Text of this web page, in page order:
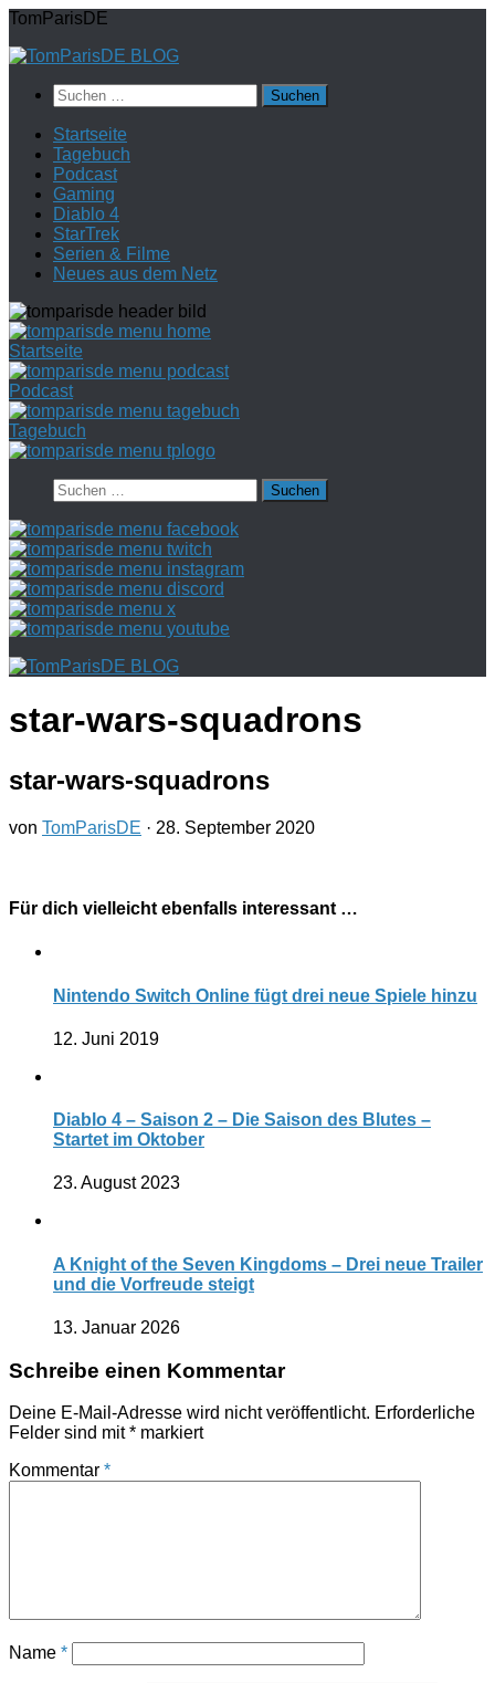
Zum
springen
TomParisDE
Suchen
nach:
Startseite
Tagebuch
Podcast
Gaming
Diablo 4
StarTrek
Serien & Filme
Neues aus dem Netz
Startseite
Podcast
Tagebuch
Suchen
nach:
star-wars-squadrons
star-wars-squadrons
von TomParisDE · 28. September 2020
Für dich vielleicht ebenfalls interessant …
Nintendo Switch Online fügt drei neue Spiele hinzu
12. Juni 2019
Diablo 4 – Saison 2 – Die Saison des Blutes –
Startet im Oktober
23. August 2023
A Knight of the Seven Kingdoms – Drei neue Trailer
und die Vorfreude steigt
13. Januar 2026
Schreibe einen Kommentar
Deine E-Mail-Adresse wird nicht veröffentlicht. Erforderliche
Felder sind mit* markiert
Kommentar *
Name *